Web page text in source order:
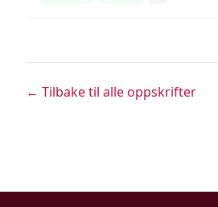
← Tilbake til alle oppskrifter